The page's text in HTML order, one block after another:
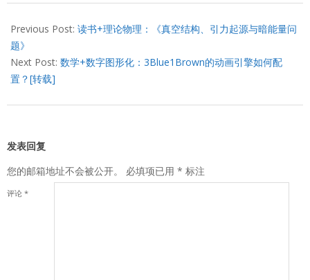
02-
20
Previous Post: 读书+理论物理：《真空结构、引力起源与暗能量问
题》
Next Post: 数学+数字图形化：3Blue1Brown的动画引擎如何配
置？[转载]
发表回复
您的邮箱地址不会被公开。
必填项已用 * 标注
评论 *